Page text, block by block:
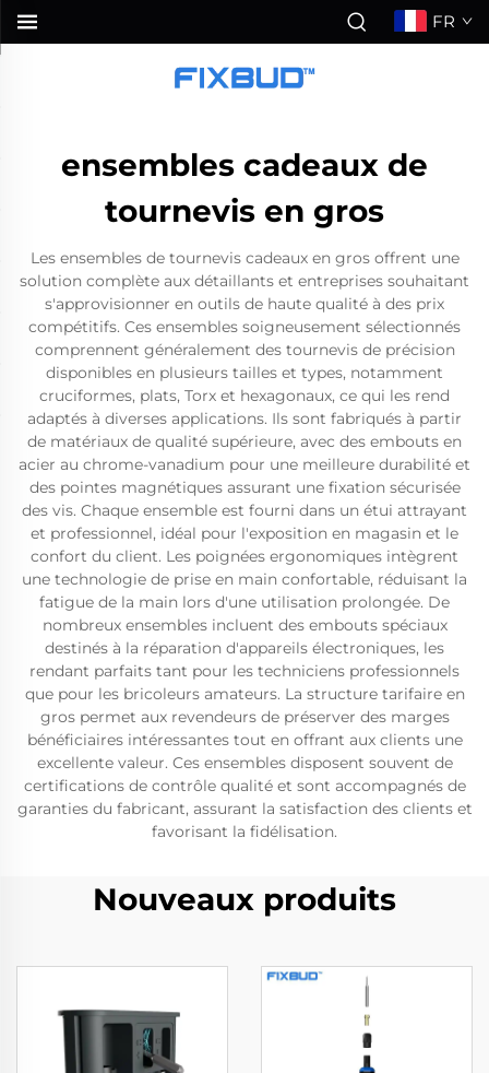
FR
ensembles cadeaux de
tournevis en gros
Les ensembles de tournevis cadeaux en gros offrent une
solution complète aux détaillants et entreprises souhaitant
s'approvisionner en outils de haute qualité à des prix
compétitifs. Ces ensembles soigneusement sélectionnés
comprennent généralement des tournevis de précision
disponibles en plusieurs tailles et types, notamment
cruciformes, plats, Torx et hexagonaux, ce qui les rend
adaptés à diverses applications. Ils sont fabriqués à partir
de matériaux de qualité supérieure, avec des embouts en
acier au chrome-vanadium pour une meilleure durabilité et
des pointes magnétiques assurant une fixation sécurisée
des vis. Chaque ensemble est fourni dans un étui attrayant
et professionnel, idéal pour l'exposition en magasin et le
confort du client. Les poignées ergonomiques intègrent
une technologie de prise en main confortable, réduisant la
fatigue de la main lors d'une utilisation prolongée. De
nombreux ensembles incluent des embouts spéciaux
destinés à la réparation d'appareils électroniques, les
rendant parfaits tant pour les techniciens professionnels
que pour les bricoleurs amateurs. La structure tarifaire en
gros permet aux revendeurs de préserver des marges
bénéficiaires intéressantes tout en offrant aux clients une
excellente valeur. Ces ensembles disposent souvent de
certifications de contrôle qualité et sont accompagnés de
garanties du fabricant, assurant la satisfaction des clients et
favorisant la fidélisation.
Nouveaux produits